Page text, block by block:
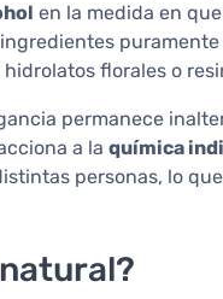
en la medida en
florales o
permanece
a la química
personas, lo